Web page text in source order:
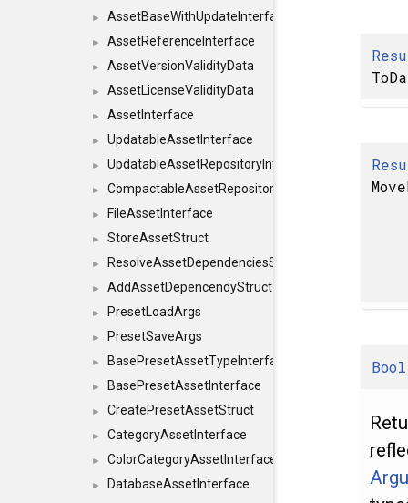
► AssetBaseWithUpdateInterface
► AssetReferenceInterface
► AssetVersionValidityData
► AssetLicenseValidityData
► AssetInterface
► UpdatableAssetInterface
► UpdatableAssetRepositoryInterface
► CompactableAssetRepositoryInterface
► FileAssetInterface
► StoreAssetStruct
► ResolveAssetDependenciesStruct
► AddAssetDepencendyStruct
► PresetLoadArgs
► PresetSaveArgs
► BasePresetAssetTypeInterface
► BasePresetAssetInterface
► CreatePresetAssetStruct
► CategoryAssetInterface
► ColorCategoryAssetInterface
►
DatabaseAssetInterface
Bool